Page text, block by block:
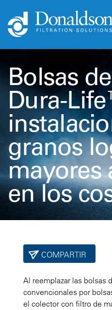
Bolsas
Dura-
granos
mayores
en los
COMPARTIR
Al reemplazar las bolsas
convencionales por
el colector con filtro de